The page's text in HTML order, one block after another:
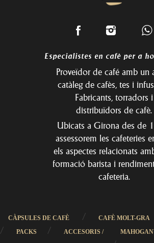
Especialistes en cafè per a
Proveïdor de café amb un
catàleg de cafès, tes i
Fabricants, torradors i
distribuïdors de cafè.
Ubicats a Girona des de
assessorem les cafeteries
els aspectes relacionats
formació barista i
cafeteria.
CÀPSULES DE CAFÈ / CAFÈ MOLT-GRA
/ PACKS / ACCESORIS /